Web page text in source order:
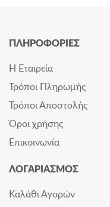
ΠΛΗΡΟΦΟΡΙΕΣ
Η Εταιρεία
Τρόποι Πληρωμής
Τρόποι Αποστολής
Όροι χρήσης
Επικοινωνία
ΛΟΓΑΡΙΑΣΜΟΣ
Καλάθι Αγορών